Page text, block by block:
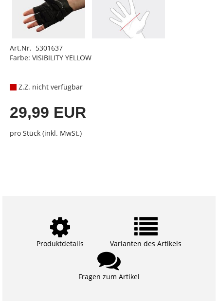
Art.Nr. 5301637
Farbe: VISIBILITY YELLOW
Z.Z. nicht verfügbar
29,99 EUR
pro Stück (inkl. MwSt.)
Produktdetails Varianten des Artikels
Fragen zum Artikel